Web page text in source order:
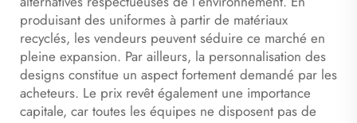
produisant des uniformes à partir de matériaux
recyclés, les vendeurs peuvent séduire ce marché en
pleine expansion. Par ailleurs, la personnalisation des
designs constitue un aspect fortement demandé par les
acheteurs. Le prix revêt également une importance
capitale, car toutes les équipes ne disposent pas de